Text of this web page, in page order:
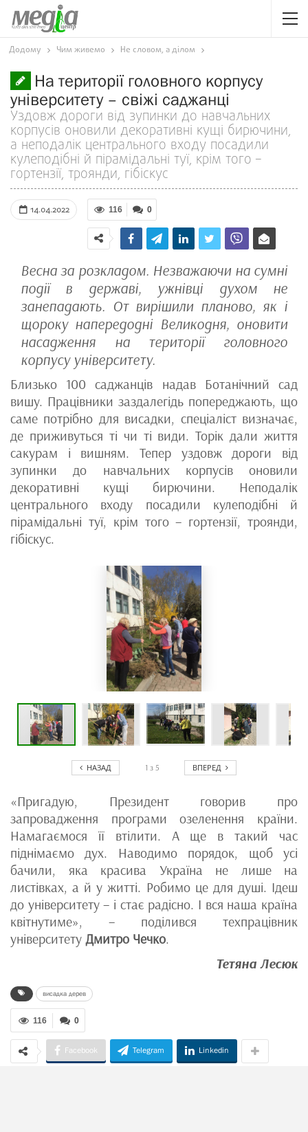
Додому Чим живемо Не словом, а ділом
На території головного корпусу
університету – свіжі саджанці
Уздовж дороги від зупинки до навчальних
корпусів оновили декоративні кущі бирючини,
а неподалік центрального входу посадили
кулеподібні й пірамідальні туї, крім того –
гортензії, троянди, гібіскус
14.04.2022 0
116
Весна за розкладом. Незважаючи на сумні
події в державі, ужнівці духом не
занепадають. От вирішили планово, як і
щороку напередодні Великодня, оновити
насадження на території головного
корпусу університету.
Близько 100 саджанців надав Ботанічний сад
вишу. Працівники заздалегідь попереджають, що
саме потрібно для висадки, спеціаліст визначає,
де приживуться ті чи ті види. Торік дали життя
сакурам і вишням. Тепер уздовж дороги від
зупинки до навчальних корпусів оновили
декоративні кущі бирючини. Неподалік
центрального входу посадили кулеподібні й
пірамідальні туї, крім того – гортензії, троянди,
гібіскус.
НАЗАД 1 з 5 ВПЕРЕД
«Пригадую, Президент говорив про
запровадження програми озеленення країни.
Намагаємося її втілити. А ще в такий час
піднімаємо дух. Наводимо порядок, щоб усі
бачили, яка красива Україна не лише на
листівках, а й у житті. Робимо це для душі. Ідеш
до університету – і стає радісно. І вся наша країна
квітнутиме», – поділився техпрацівник
університету Дмитро Чечко.
Тетяна Лесюк
висадка дерев
0
116
Facebook Telegram Linkedin